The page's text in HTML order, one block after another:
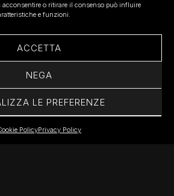
o ritirare il consenso può influire
e funzioni.
ACCETTA
NEGA
LE PREFERENZE
PolicyPrivacy Policy